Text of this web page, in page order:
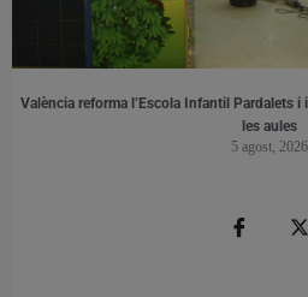
València reforma l’Escola Infantil Pardalets
les aules
5 agost, 2026